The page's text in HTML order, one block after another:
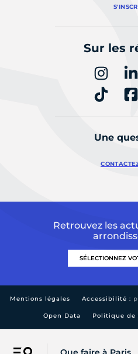
Sur les
Une
Retrouvez les
Mentions légales Accessibilité :
Open Data Politique de